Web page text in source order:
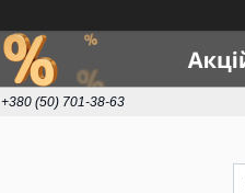
+380 (50) 701-38-63